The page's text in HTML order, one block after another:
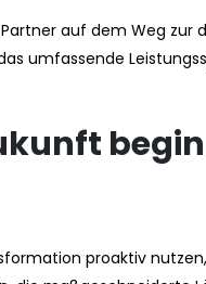
auf dem Weg zur
umfassende
proaktiv